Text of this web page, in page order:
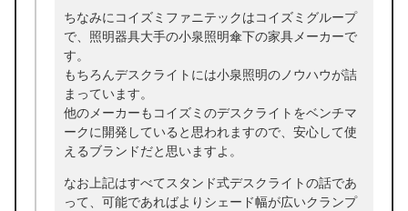
ちなみにコイズミファニテックはコイズミグループ
で、照明器具大手の小泉照明傘下の家具メーカーで
す。
もちろんデスクライトには小泉照明のノウハウが詰
まっています。
他のメーカーもコイズミのデスクライトをベンチマ
ークに開発していると思われますので、安心して使
えるブランドだと思いますよ。
なお上記はすべてスタンド式デスクライトの話であ
って、可能であればよりシェード幅が広いクランプ